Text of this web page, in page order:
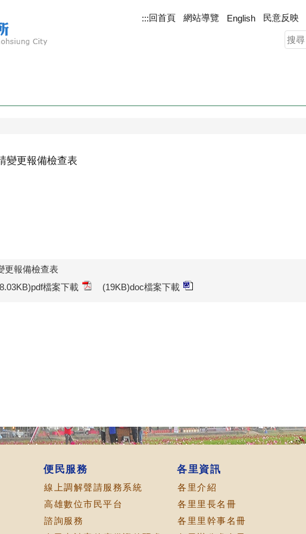
:::回首頁 網站導覽 English 民意反映
變更報備檢查表
更報備檢查表
檔案下載 (19KB)doc檔案下載
便民服務
線上調解聲請服務系統
高雄數位市民平台
諮詢服務
各里資訊
各里介紹
各里里長名冊
各里里幹事名冊